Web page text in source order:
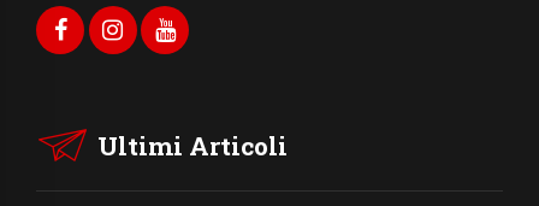
Ultimi Articoli